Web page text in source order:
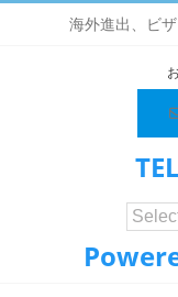
海外進出、ビ